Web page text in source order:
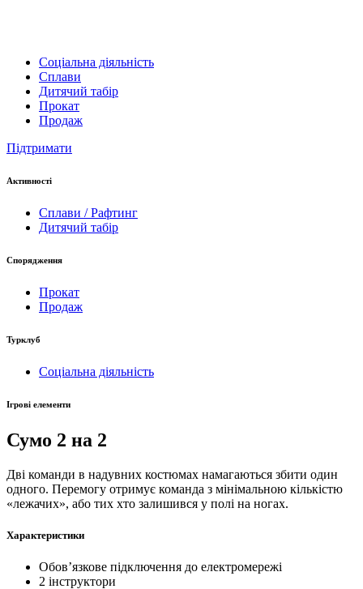
Соціальна діяльність
Сплави
Дитячий табір
Прокат
Продаж
Підтримати
Активності
Сплави / Рафтинг
Дитячий табір
Спорядження
Прокат
Продаж
Турклуб
Соціальна діяльність
Ігрові елементи
Сумо 2 на 2
Дві команди в надувних костюмах намагаються збити один
одного. Перемогу отримує команда з мінімальною кількістю
«лежачих», або тих хто залишився у полі на ногах.
Характеристики
Обов’язкове підключення до електромережі
2 інструктори